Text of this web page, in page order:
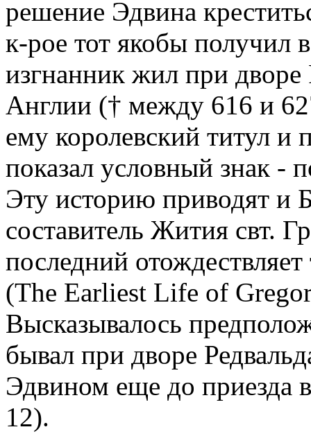
решение Эдвина
к-рое тот якобы получил
изгнанник жил при дворе
Англии († между 616 и
ему королевский титул и
показал условный знак -
Эту историю приводят и
составитель Жития свт.
последний
(The Earliest Life of
Высказывалось
бывал при дворе
Эдвином еще до приезда
12).